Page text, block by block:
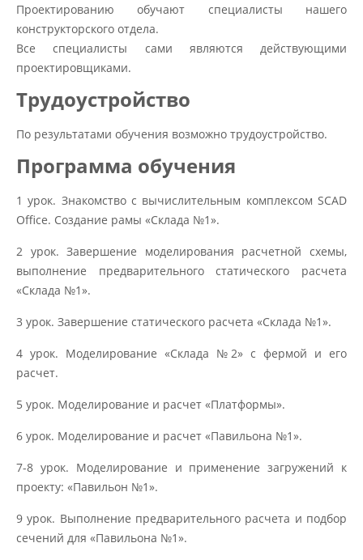
Проектированию обучают специалисты нашего
конструкторского отдела.
Все специалисты сами являются действующими
проектировщиками.
Трудоустройство
По результатами обучения возможно трудоустройство.
Программа обучения
1 урок. Знакомство с вычислительным комплексом SCAD
Office. Создание рамы «Склада №1».
2 урок. Завершение моделирования расчетной схемы,
выполнение предварительного статического расчета
«Склада №1».
3 урок. Завершение статического расчета «Склада №1».
4 урок. Моделирование «Склада №2» с фермой и его
расчет.
5 урок. Моделирование и расчет «Платформы».
6 урок. Моделирование и расчет «Павильона №1».
7-8 урок. Моделирование и применение загружений к
проекту: «Павильон №1».
9 урок. Выполнение предварительного расчета и подбор
сечений для «Павильона №1».